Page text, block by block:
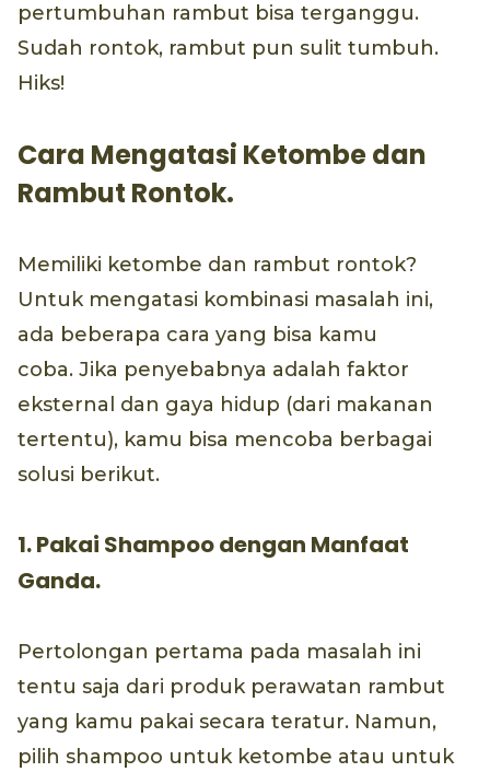
pertumbuhan rambut bisa terganggu.
Sudah rontok, rambut pun sulit tumbuh.
Hiks!
Cara Mengatasi Ketombe dan
Rambut Rontok.
Memiliki ketombe dan rambut rontok?
Untuk mengatasi kombinasi masalah ini,
ada beberapa cara yang bisa kamu
coba. Jika penyebabnya adalah faktor
eksternal dan gaya hidup (dari makanan
tertentu), kamu bisa mencoba berbagai
solusi berikut.
1. Pakai Shampoo dengan Manfaat
Ganda.
Pertolongan pertama pada masalah ini
tentu saja dari produk perawatan rambut
yang kamu pakai secara teratur. Namun,
pilih shampoo untuk ketombe atau untuk